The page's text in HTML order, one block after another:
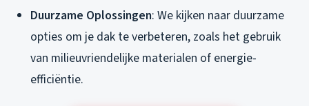
Duurzame Oplossingen: We kijken naar duurzame
opties om je dak te verbeteren, zoals het gebruik
van milieuvriendelijke materialen of energie-
efficiëntie.